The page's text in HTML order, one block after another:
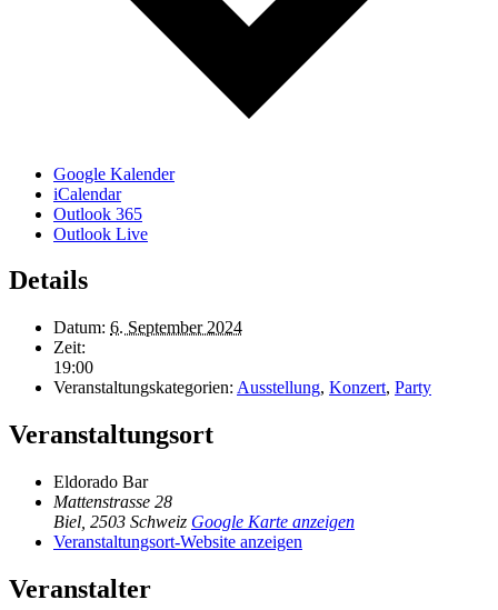
Google Kalender
iCalendar
Outlook 365
Outlook Live
Details
Datum: 6. September 2024
Zeit:
19:00
Veranstaltungskategorien: Ausstellung, Konzert, Party
Veranstaltungsort
Eldorado Bar
Mattenstrasse 28
Biel 2503 Schweiz Google Karte anzeigen
Veranstaltungsort-Website anzeigen
Veranstalter